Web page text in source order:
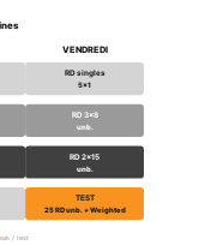
VENDREDI
RD singles
5×1
RD 3×8
unb.
RD 2×15
unb.
TEST
25 RD unb. + Weighted
/ test